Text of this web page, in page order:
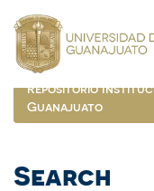
navigation
Repositorio
Guanajuato
Search